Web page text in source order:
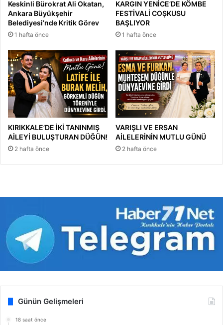
Keskinli Bürokrat Ali Okatan,
Ankara Büyükşehir
Belediyesi’nde Kritik Görev
1 hafta önce
KARGIN YENİCE’DE KÖMBE
FESTİVALİ COŞKUSU
BAŞLIYOR
1 hafta önce
KIRIKKALE’DE İKİ TANINMIŞ
AİLEYİ BULUŞTURAN DÜĞÜN!
2 hafta önce
VARIŞLI VE ERSAN
AİLELERİNİN MUTLU GÜNÜ
2 hafta önce
Günün Gelişmeleri
18 saat önce